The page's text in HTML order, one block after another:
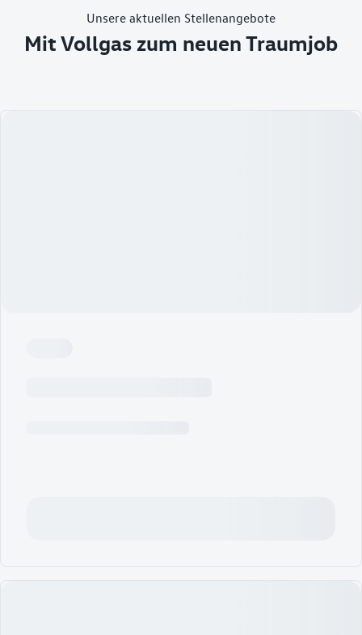
Unsere aktuellen Stellenangebote
Mit Vollgas zum neuen Traumjob